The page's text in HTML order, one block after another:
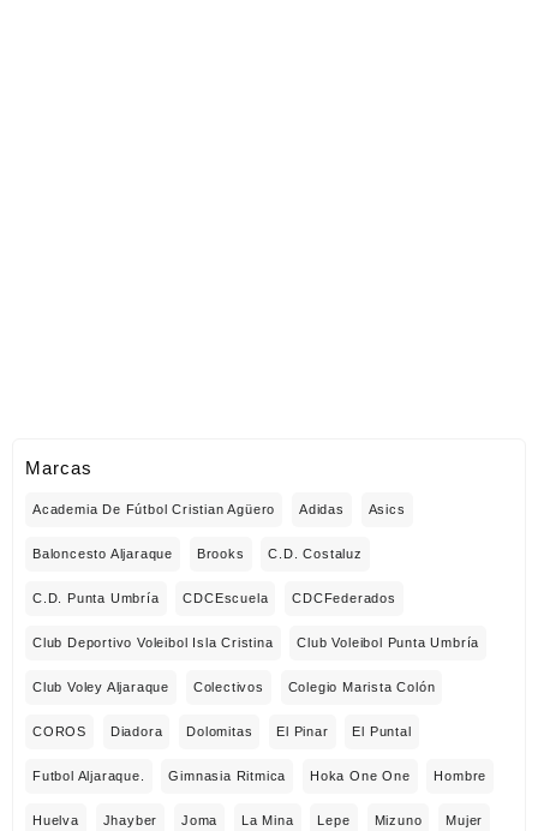
Marcas
Academia De Fútbol Cristian Agüero Adidas Asics
Baloncesto Aljaraque Brooks C.D. Costaluz
C.D. Punta Umbría CDCEscuela CDCFederados
Club Deportivo Voleibol Isla Cristina Club Voleibol Punta Umbría
Club Voley Aljaraque Colectivos Colegio Marista Colón
COROS Diadora Dolomitas El Pinar El Puntal
Futbol Aljaraque. Gimnasia Ritmica Hoka One One Hombre
Huelva Jhayber Joma La Mina Lepe Mizuno Mujer